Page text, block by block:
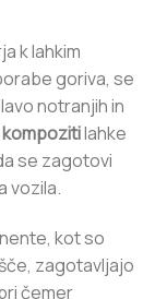
k lahkim
goriva, se
notranjih in
lahke
se zagotovi
vozila.
kot so
zagotavljajo
čemer